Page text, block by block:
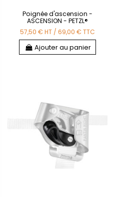
Poignée d'ascension -
ASCENSION - PETZL®
57,50 €HT /69,00 €TTC
Ajouter au panier